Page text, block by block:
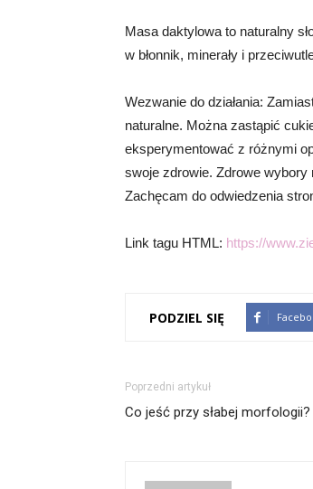
Masa daktylowa to naturalny
w błonnik, minerały i
Wezwanie do działania:
naturalne. Można zastąpić
eksperymentować z różnymi
swoje zdrowie. Zdrowe wybory
Zachęcam do odwiedzenia
Link tagu HTML: https://
PODZIEL SIĘ
Poprzedni artykuł
Co jeść przy słabej morfologii?